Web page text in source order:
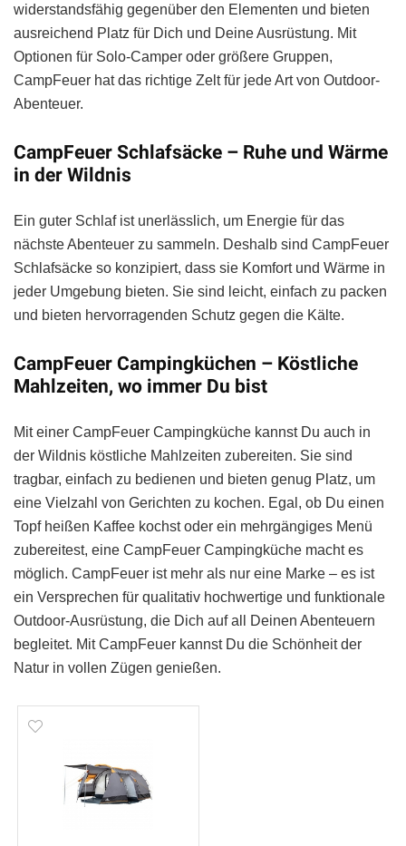
widerstandsfähig gegenüber den Elementen und bieten
ausreichend Platz für Dich und Deine Ausrüstung. Mit
Optionen für Solo-Camper oder größere Gruppen,
CampFeuer hat das richtige Zelt für jede Art von Outdoor-
Abenteuer.
CampFeuer Schlafsäcke – Ruhe und Wärme
in der Wildnis
Ein guter Schlaf ist unerlässlich, um Energie für das
nächste Abenteuer zu sammeln. Deshalb sind CampFeuer
Schlafsäcke so konzipiert, dass sie Komfort und Wärme in
jeder Umgebung bieten. Sie sind leicht, einfach zu packen
und bieten hervorragenden Schutz gegen die Kälte.
CampFeuer Campingküchen – Köstliche
Mahlzeiten, wo immer Du bist
Mit einer CampFeuer Campingküche kannst Du auch in
der Wildnis köstliche Mahlzeiten zubereiten. Sie sind
tragbar, einfach zu bedienen und bieten genug Platz, um
eine Vielzahl von Gerichten zu kochen. Egal, ob Du einen
Topf heißen Kaffee kochst oder ein mehrgängiges Menü
zubereitest, eine CampFeuer Campingküche macht es
möglich. CampFeuer ist mehr als nur eine Marke – es ist
ein Versprechen für qualitativ hochwertige und funktionale
Outdoor-Ausrüstung, die Dich auf all Deinen Abenteuern
begleitet. Mit CampFeuer kannst Du die Schönheit der
Natur in vollen Zügen genießen.